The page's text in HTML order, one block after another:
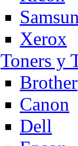
Xerox
Toners y
Brother
Canon
Dell